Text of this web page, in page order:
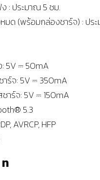
: ประมาณ 5 ชม.
มด (พร้อมกล่องชาร์จ) : ปร
: 5V ⎓ 50mA
าร์จ: 5V ⎓ 350mA
าร์จ: 5V ⎓ 150mA
5.3
AVRCP, HFP